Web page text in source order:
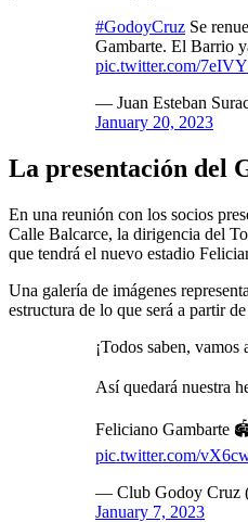
#GodoyCruz Se
Gambarte. El Barrio
pic.twitter.com/
— Juan Esteban
January 20, 2023
La presentación del
En una reunión con los socios
Calle Balcarce, la dirigencia del
que tendrá el nuevo estadio
Una galería de imágenes
estructura de lo que será a partir
¡Todos saben, vamos
Así quedará nuestra
Feliciano Gambarte
pic.twitter.com/
— Club Godoy Cruz
January 7, 2023